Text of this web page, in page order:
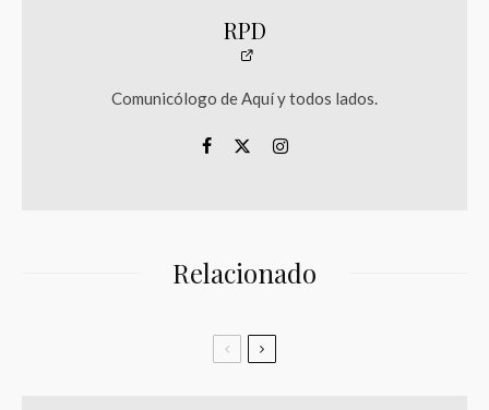
RPD
Comunicólogo de Aquí y todos lados.
Relacionado